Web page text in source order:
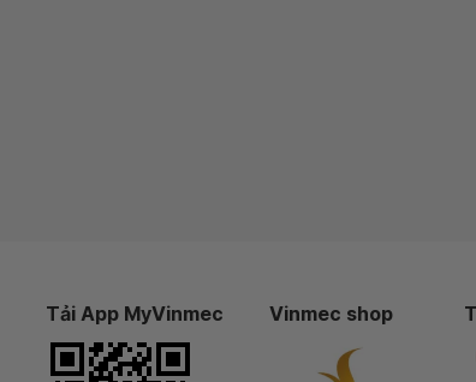
Tải App MyVinmec Vinmec shop